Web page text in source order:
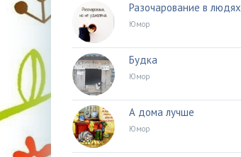
Разочарование в людях
Юмор
Будка
Юмор
А дома лучше
Юмор